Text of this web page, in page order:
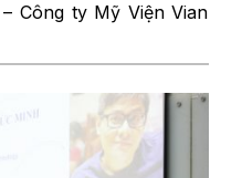
Công ty Mỹ Viện Vian